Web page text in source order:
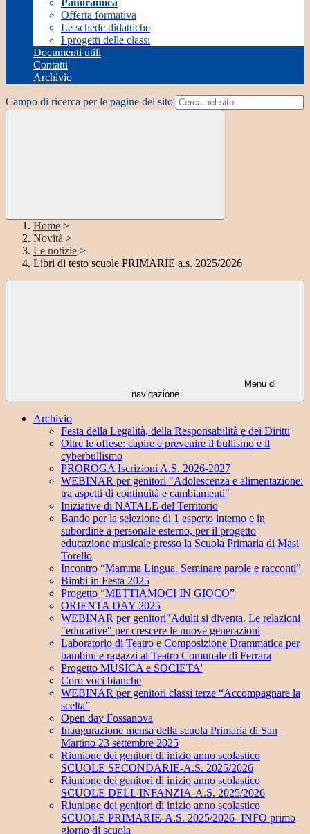
Panoramica
Offerta formativa
Le schede didattiche
I progetti delle classi
Documenti utili
Contatti
Archivio
Campo di ricerca per le pagine del sito
Home >
Novità >
Le notizie >
Libri di testo scuole PRIMARIE a.s. 2025/2026
Menu di
navigazione
Archivio
Festa della Legalità, della Responsabilità e dei Diritti
Oltre le offese: capire e prevenire il bullismo e il
cyberbullismo
PROROGA Iscrizioni A.S. 2026-2027
WEBINAR per genitori "Adolescenza e alimentazione:
tra aspetti di continuità e cambiamenti"
Iniziative di NATALE del Territorio
Bando per la selezione di 1 esperto interno e in
subordine a personale esterno, per il progetto
educazione musicale presso la Scuola Primaria di Masi
Torello
Incontro “Mamma Lingua. Seminare parole e racconti”
Bimbi in Festa 2025
Progetto “METTIAMOCI IN GIOCO”
ORIENTA DAY 2025
WEBINAR per genitori"Adulti si diventa. Le relazioni
"educative" per crescere le nuove generazioni
Laboratorio di Teatro e Composizione Drammatica per
bambini e ragazzi al Teatro Comunale di Ferrara
Progetto MUSICA e SOCIETA'
Coro voci bianche
WEBINAR per genitori classi terze “Accompagnare la
scelta”
Open day Fossanova
Inaugurazione mensa della scuola Primaria di San
Martino 23 settembre 2025
Riunione dei genitori di inizio anno scolastico
SCUOLE SECONDARIE-A.S. 2025/2026
Riunione dei genitori di inizio anno scolastico
SCUOLE DELL'INFANZIA-A.S. 2025/2026
Riunione dei genitori di inizio anno scolastico
SCUOLE PRIMARIE-A.S. 2025/2026- INFO primo
giorno di scuola